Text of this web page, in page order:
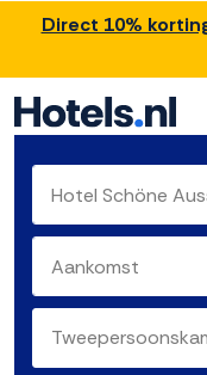
Direct 10%